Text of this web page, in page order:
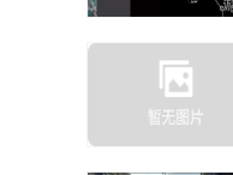
微口袋平台软
1. 图片编辑：
提供精准的裁剪与